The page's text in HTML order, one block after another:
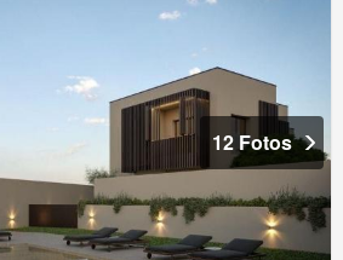
12 Fotos